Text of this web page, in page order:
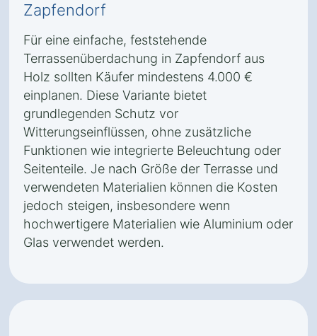
Zapfendorf
Für eine einfache, feststehende
Terrassenüberdachung in Zapfendorf aus
Holz sollten Käufer mindestens 4.000 €
einplanen. Diese Variante bietet
grundlegenden Schutz vor
Witterungseinflüssen, ohne zusätzliche
Funktionen wie integrierte Beleuchtung oder
Seitenteile. Je nach Größe der Terrasse und
verwendeten Materialien können die Kosten
jedoch steigen, insbesondere wenn
hochwertigere Materialien wie Aluminium oder
Glas verwendet werden.